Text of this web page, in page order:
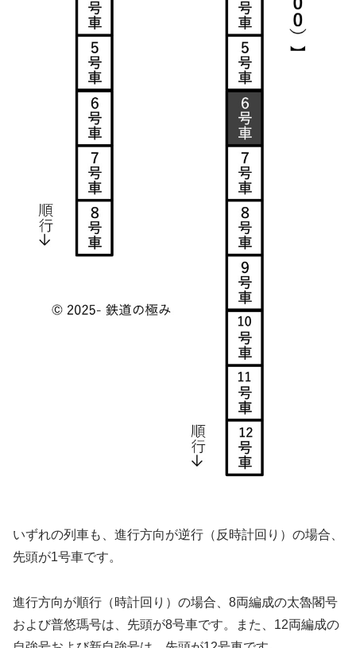
いずれの列車も、進行方向が逆行（反時計回り）の場合、
先頭が1号車です。
進行方向が順行（時計回り）の場合、8両編成の太魯閣号
および普悠瑪号は、先頭が8号車です。また、12両編成の